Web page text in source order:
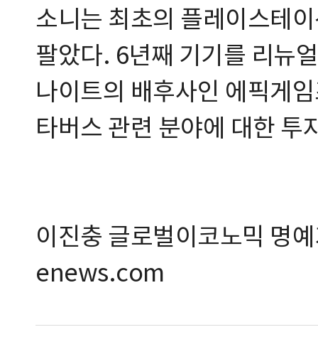
소니는 최초의 플레이스테
팔았다. 6년째 기기를 리뉴
나이트의 배후사인 에픽게
타버스 관련 분야에 대한 투
이진충 글로벌이코노믹 명
enews.com